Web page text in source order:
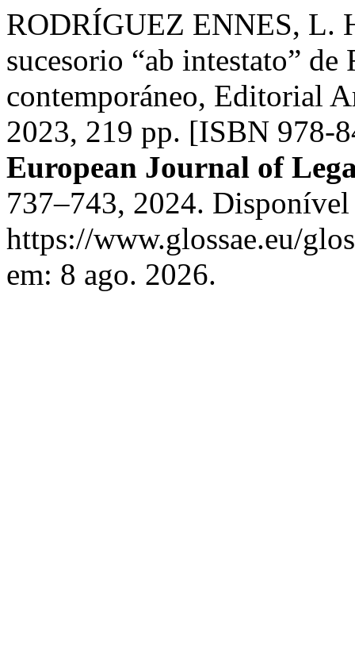
RODRÍGUEZ ENNES, L.
sucesorio “ab intestato”
contemporáneo, Editorial
2023, 219 pp. [ISBN 978-
European Journal of
737–743, 2024. Disponível
https://www.glossae.eu/
em: 8 ago. 2026.